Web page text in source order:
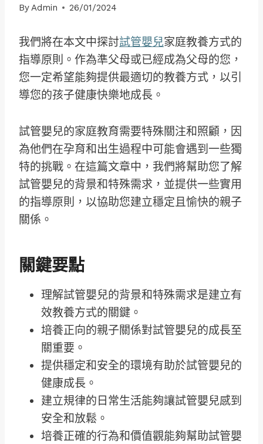
ByAdmin 26/01/2024
我們將在本文中探討試管嬰兒家庭教養方式的
指導原則。作為準父母或已經成為父母的您，
您一定希望能夠提供最適切的教養方式，以引
導您的孩子健康快樂地成長。
試管嬰兒的家庭教育需要特殊關注和照顧，因
為他們在孕育和出生過程中可能會遇到一些獨
特的挑戰。在這篇文章中，我們將幫助您了解
試管嬰兒的背景和特殊需求，並提供一些實用
的指導原則，以協助您建立穩定且愉快的親子
關係。
關鍵要點
理解試管嬰兒的背景和特殊需求是建立有
效教養方式的關鍵。
培養正向的親子關係對試管嬰兒的成長至
關重要。
提供穩定和安全的環境有助於試管嬰兒的
健康成長。
建立規律的日常生活能夠讓試管嬰兒感到
安全和放鬆。
培養正確的行為和價值觀能夠幫助試管嬰